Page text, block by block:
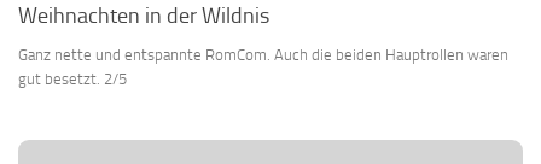
Weihnachten in der Wildnis
Ganz nette und entspannte RomCom. Auch die beiden Hauptrollen waren
gut besetzt. 2/5